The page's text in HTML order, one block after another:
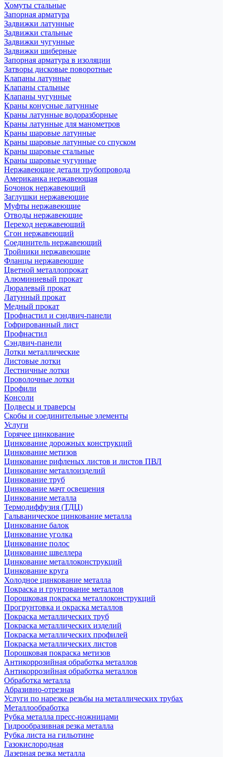
Хомуты стальные
Запорная арматура
Задвижки латунные
Задвижки стальные
Задвижки чугунные
Задвижки шиберные
Запорная арматура в изоляции
Затворы дисковые поворотные
Клапаны латунные
Клапаны стальные
Клапаны чугунные
Краны конусные латунные
Краны латунные водоразборные
Краны латунные для манометров
Краны шаровые латунные
Краны шаровые латунные со спуском
Краны шаровые стальные
Краны шаровые чугунные
Нержавеющие детали трубопровода
Американка нержавеющая
Бочонок нержавеющий
Заглушки нержавеющие
Муфты нержавеющие
Отводы нержавеющие
Переход нержавеющий
Сгон нержавеющий
Соединитель нержавеющий
Тройники нержавеющие
Фланцы нержавеющие
Цветной металлопрокат
Алюминиевый прокат
Дюралевый прокат
Латунный прокат
Медный прокат
Профнастил и сэндвич-панели
Гофрированный лист
Профнастил
Сэндвич-панели
Лотки металлические
Листовые лотки
Лестничные лотки
Проволочные лотки
Профили
Консоли
Подвесы и траверсы
Скобы и соединительные элементы
Услуги
Горячее цинкование
Цинкование дорожных конструкций
Цинкование метизов
Цинкование рифленых листов и листов ПВЛ
Цинкование металлоизделий
Цинкование труб
Цинкование мачт освещения
Цинкование металла
Термодиффузия (ТДЦ)
Гальваническое цинкование металла
Цинкование балок
Цинкование уголка
Цинкование полос
Цинкование швеллера
Цинкование металлоконструкций
Цинкование круга
Холодное цинкование металла
Покраска и грунтование металлов
Порошковая покраска металлоконструкций
Прогрунтовка и окраска металлов
Покраска металлических труб
Покраска металлических изделий
Покраска металлических профилей
Покраска металлических листов
Порошковая покраска метизов
Антикоррозийная обработка металлов
Антикоррозийная обработка металлов
Обработка металла
Абразивно-отрезная
Услуги по нарезке резьбы на металлических трубах
Металлообработка
Рубка металла пресс-ножницами
Гидрообразивная резка металла
Рубка листа на гильотине
Газокислородная
Лазерная резка металла